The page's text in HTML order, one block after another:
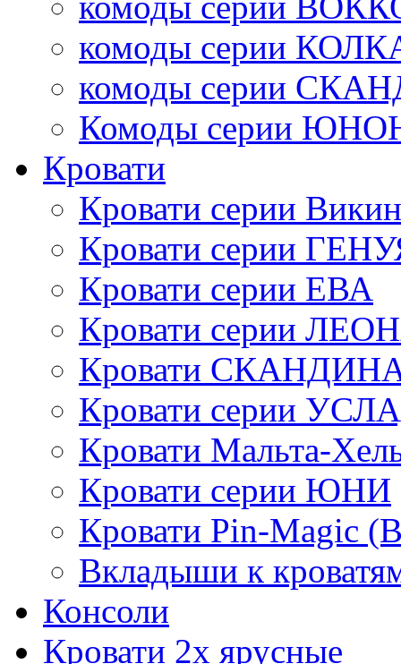
комоды серии
комоды серии
Комоды серии
Кровати
Кровати серии
Кровати серии
Кровати серии ЕВА
Кровати серии
Кровати
Кровати серии
Кровати Мальта-
Кровати серии ЮНИ
Кровати Pin-Magic
Вкладыши к
Консоли
Кровати 2х ярусные